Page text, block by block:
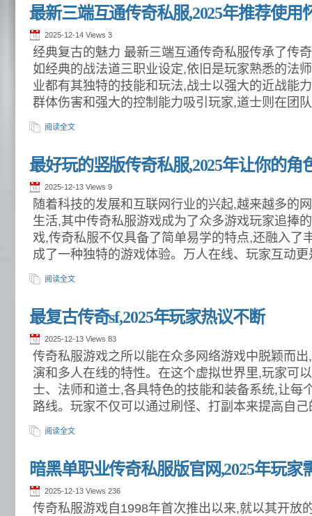
最新三端互通传奇私服,2025年推荐使用
2025-12-14 Views 3
经典复古的魅力 最新三端互通传奇私服传承了传
如经典的战法道三职业设定,依旧是玩家熟悉的法
业都有其独特的技能和玩法,战士以强大的近战能
群体伤害和强大的控制能力吸引玩家,道士则在团队
阅读全文
最好玩的竖版传奇私服,2025年让你的角
2025-12-13 Views 9
随着科技的发展和互联网行业的兴起,越来越多的
生活,其中传奇私服游戏成为了众多游戏玩家追捧
戏,传奇私服不仅具备了简单易学的特点,还融入了
成了一种独特的游戏体验。万人在线、玩家互动更
阅读全文
最复古传奇sf,2025年玩家热议不断
2025-12-13 Views 83
传奇私服游戏之所以能在众多网络游戏中脱颖而
演和多人在线的特性。在这个虚拟世界里,玩家可
士、法师和道士,各具特色的技能和装备系统,让每
路线。玩家不仅可以通过刷怪、打副本来提高自己
阅读全文
暗黑单职业传奇私服版官网,2025年玩家
2025-12-13 Views 236
传奇私服游戏自1998年首次推出以来,就以其开放